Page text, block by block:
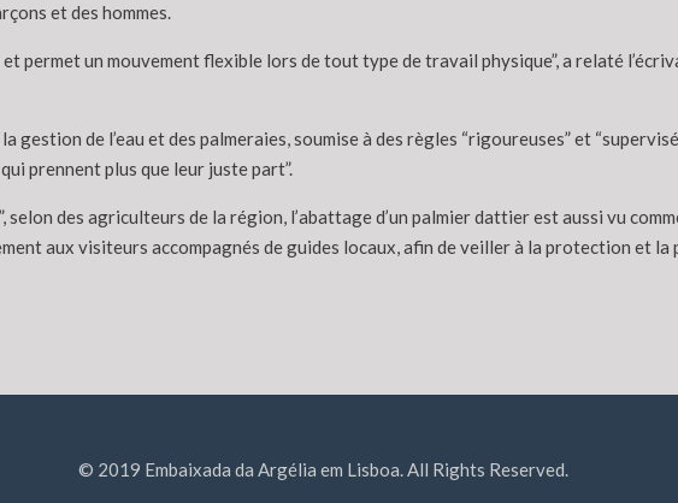
et des hommes.
permet un mouvement flexible lors de tout type de travail physique”, a relaté
gestion de l’eau et des palmeraies, soumise à des règles “rigoureuses” et
prennent plus que leur juste part”.
selon des agriculteurs de la région, l’abattage d’un palmier dattier est aussi vu
aux visiteurs accompagnés de guides locaux, afin de veiller à la protection et
© 2019 Embaixada da Argélia em Lisboa. All Rights Reserved.